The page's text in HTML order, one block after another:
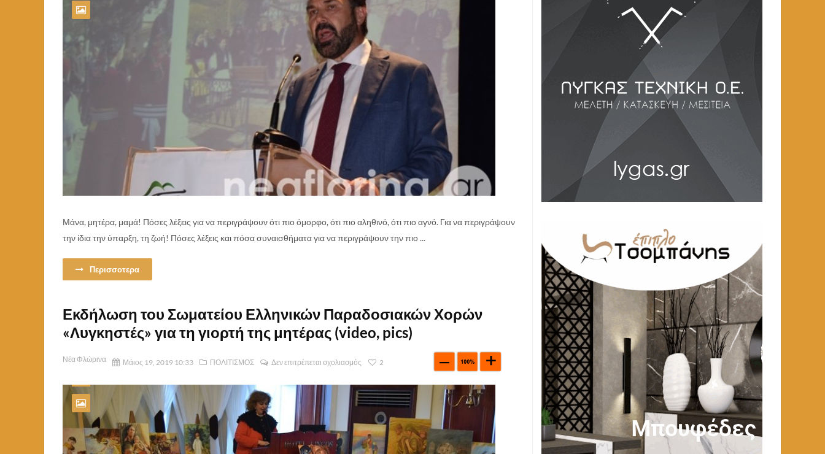
Μάνα, μητέρα, μαμά! Πόσες λέξεις για να περιγράψουν ότι πιο όμορφο, ότι πιο αληθινό, ότι πιο αγνό. Για να περιγράψουν
την ίδια την ύπαρξη, τη ζωή! Πόσες λέξεις και πόσα συναισθήματα για να περιγράψουν την πιο ...
Περισσοτερα
Εκδήλωση του Σωματείου Ελληνικών Παραδοσιακών Χορών
«Λυγκηστές» για τη γιορτή της μητέρας (video, pics)
Νέα Φλώρινα Μάιος 19, 2019 10:33 ΠΟΛΙΤΙΣΜΟΣ Δεν επιτρέπεται σχολιασμός 2